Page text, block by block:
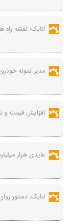
اتابک: نقشه راه
مدیر نمونه
افزایش قیمت و
عایدی هزار
اتابک: دستور